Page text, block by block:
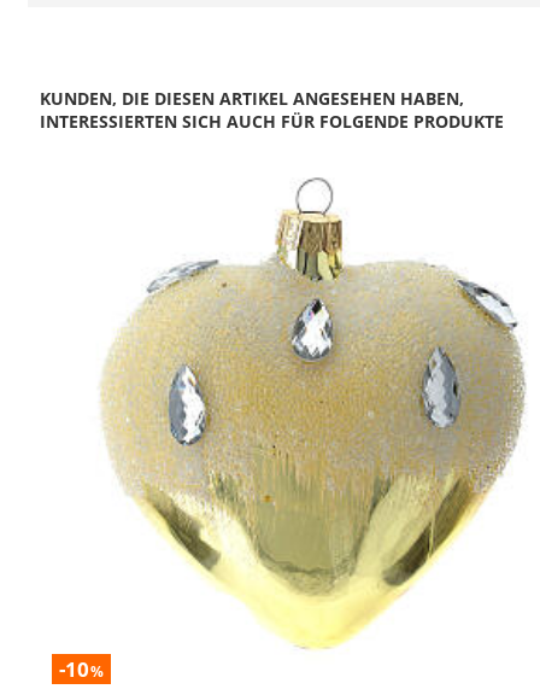
KUNDEN, DIE DIESEN ARTIKEL ANGESEHEN HABEN,
INTERESSIERTEN SICH AUCH FÜR FOLGENDE PRODUKTE
-10%